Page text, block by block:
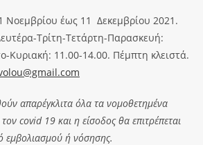
Νοεμβρίου έως 11 Δεκεμβρίου 2021.
Tρίτη-Τετάρτη-Παρασκευή:
Κυριακή: 11.00-14.00. Πέμπτη κλειστά.
απαρέγκλιτα όλα τα νομοθετημένα
covid19 και η είσοδος θα επιτρέπεται
εμβολιασμού ή νόσησης.